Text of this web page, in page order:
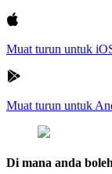
Muat turun untuk
Muat turun untuk
Di mana anda